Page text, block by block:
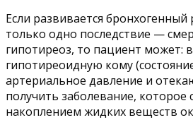
Если развивается бронхогенный
только одно последствие —
гипотиреоз, то пациент может:
гипотиреоидную кому
артериальное давление и
получить заболевание, которое
накоплением жидких веществ